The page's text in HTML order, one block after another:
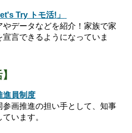
Try トモ活!」
データなどを紹介！家族で家
言できるようになっていま
進員制度
画推進の担い手として、知事
います。